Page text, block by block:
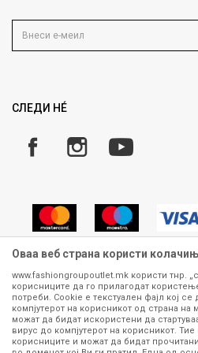
Кариера
Како да купите
Замена и рефундација на производи
Плаќање
СЛЕДИ НÉ
Сите информации околу
онлајн продавница се стремиме да
меѓутоа не можеме да гарантираме
пак дека сите производи во
Фотографиите се најверодостојниот
Оваа веб страна користи
www.fashiongroupoutlet.mk користи тнр.
корисниците да го прилагодат
потреби. Cookie е текстуален фајл кој
компјутерот на корисникот од страна
можат да бидат искористени да
вирус до компјутерот на корисникот.
корисниците и можат да бидат